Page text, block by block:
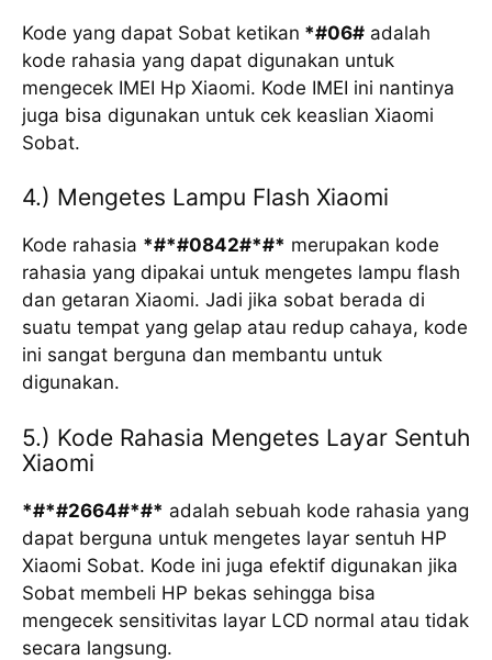
Kode yang dapat Sobat ketikan *#06# adalah
kode rahasia yang dapat digunakan untuk
mengecek IMEI Hp Xiaomi. Kode IMEI ini nantinya
juga bisa digunakan untuk cek keaslian Xiaomi
Sobat.
4.) Mengetes Lampu Flash Xiaomi
Kode rahasia *#*#0842#*#* merupakan kode
rahasia yang dipakai untuk mengetes lampu flash
dan getaran Xiaomi. Jadi jika sobat berada di
suatu tempat yang gelap atau redup cahaya, kode
ini sangat berguna dan membantu untuk
digunakan.
5.) Kode Rahasia Mengetes Layar Sentuh
Xiaomi
*#*#2664#*#* adalah sebuah kode rahasia yang
dapat berguna untuk mengetes layar sentuh HP
Xiaomi Sobat. Kode ini juga efektif digunakan jika
Sobat membeli HP bekas sehingga bisa
mengecek sensitivitas layar LCD normal atau tidak
secara langsung.